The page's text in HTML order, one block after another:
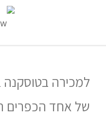
למכירה בטוסקנה
של אחד הכפרים